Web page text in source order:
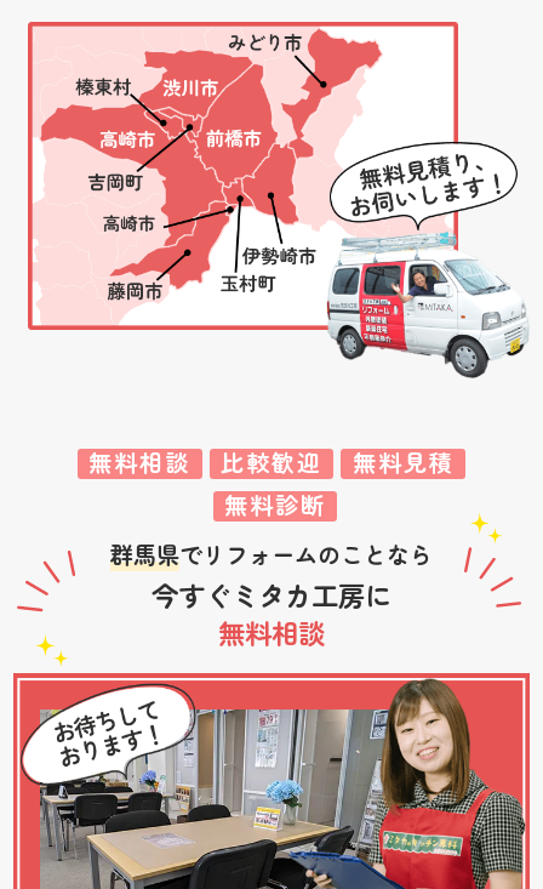
無料相談 比較歓迎
無料見積
無料診断
群馬県でリフォームのことなら
今すぐミタカ工房に
無料相談